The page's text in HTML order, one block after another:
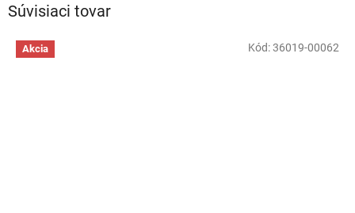
Súvisiaci tovar
Akcia Kód:36019-00062